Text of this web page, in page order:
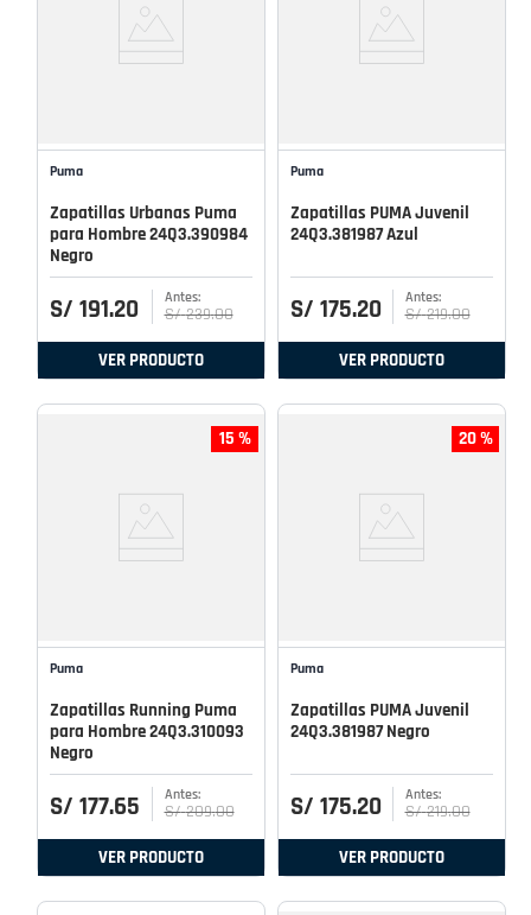
Puma
Zapatillas Urbanas Puma
para Hombre 24Q3.390984
Negro
S/ 191.20 S/ 239.00
VER PRODUCTO
Puma
Zapatillas PUMA Juvenil
24Q3.381987 Azul
S/ 175.20 S/ 219.00
VER PRODUCTO
15 %
Puma
Zapatillas Running Puma
para Hombre 24Q3.310093
Negro
S/ 177.65 S/ 209.00
VER PRODUCTO
20 %
Puma
Zapatillas PUMA Juvenil
24Q3.381987 Negro
S/ 175.20 S/ 219.00
VER PRODUCTO